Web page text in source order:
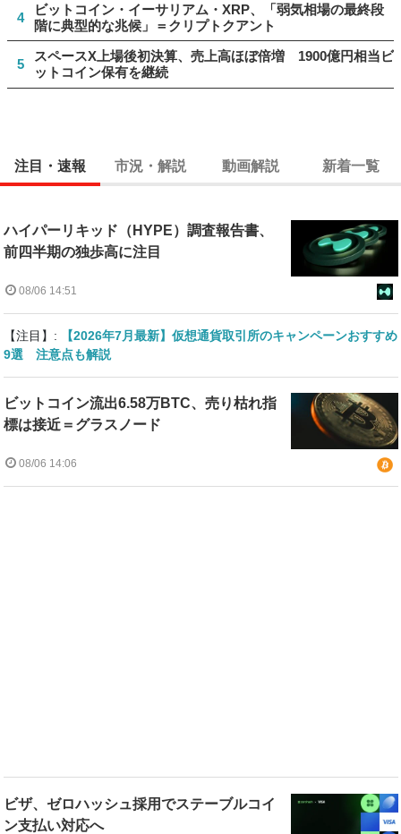
4
ビットコイン・イーサリアム・XRP、「弱気相場の最終段
階に典型的な兆候」＝クリプトクアント
5
スペースX上場後初決算、売上高ほぼ倍増 1900億円相当ビ
ットコイン保有を継続
注目・速報 市況・解説 動画解説 新着一覧
ハイパーリキッド（HYPE）調査報告書、
前四半期の独歩高に注目
08/06 14:51
【注目】:
【2026年7月最新】仮想通貨取引所のキャンペーンおすすめ
9選 注意点も解説
ビットコイン流出6.58万BTC、売り枯れ指
標は接近＝グラスノード
08/06 14:06
ビザ、ゼロハッシュ採用でステーブルコイ
ン支払い対応へ